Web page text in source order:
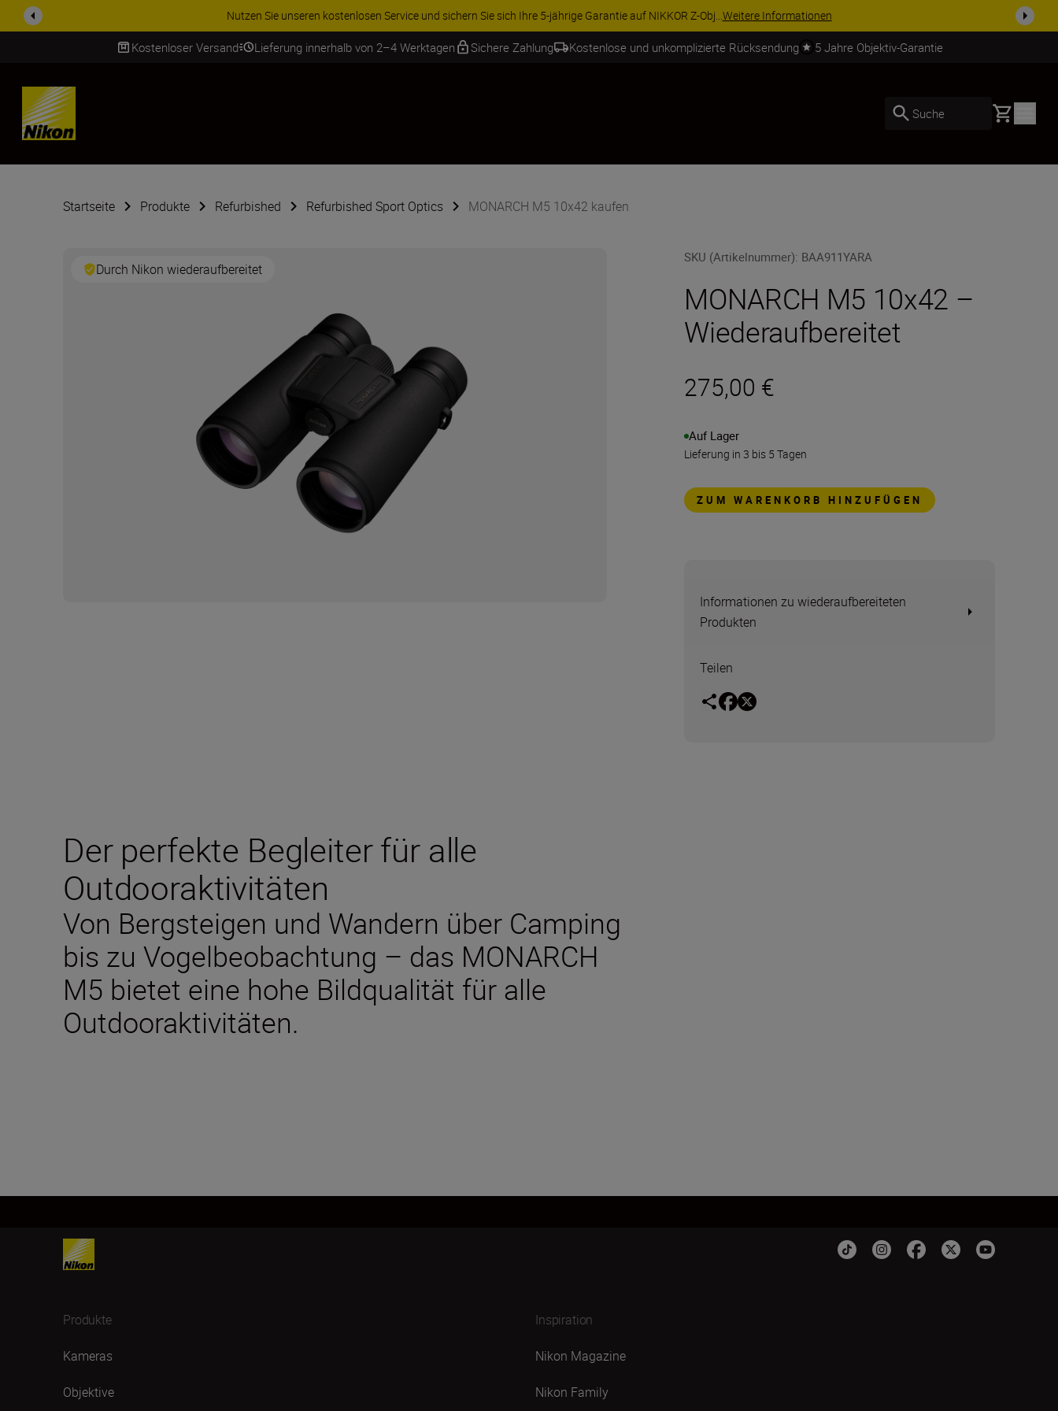
Nutzen Sie unseren kostenlosen Service und sichern Sie sich Ihre 5-jährige Garantie auf NIKKOR Z-Obj...Weitere Informationen
Kostenloser Versand Lieferung innerhalb von 2–4 Werktagen Sichere Zahlung Kostenlose und unkomplizierte Rücksendung 5 Jahre Objektiv-Garantie
SKIP
Suche Basket
Startseite Produkte Refurbished Refurbished Sport Optics MONARCH M5 10x42 kaufen
Durch Nikon wiederaufbereitet
SKU (Artikelnummer): BAA911YARA
MONARCH M5 10x42 –
Wiederaufbereitet
275,00 €
Auf Lager
Lieferung in 3 bis 5 Tagen
ZUM WARENKORB HINZUFÜGEN
Informationen zu wiederaufbereiteten
Produkten
Teilen
Der perfekte Begleiter für alle
Outdooraktivitäten
Von Bergsteigen und Wandern über Camping
bis zu Vogelbeobachtung – das MONARCH
M5 bietet eine hohe Bildqualität für alle
Outdooraktivitäten.
Produkte
Kameras
Objektive
Inspiration
Nikon Magazine
Nikon Family